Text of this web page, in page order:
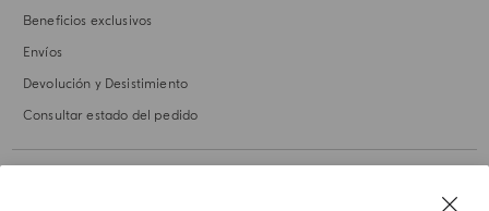
Beneficios exclusivos
Envíos
Devolución y Desistimiento
Consultar estado del pedido